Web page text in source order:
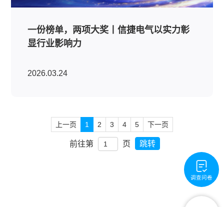
一份榜单，两项大奖丨信捷电气以实力彰
显行业影响力
2026.03.24
上一页 1 2 3 4 5 下一页
前往第 页 跳转
调查问卷